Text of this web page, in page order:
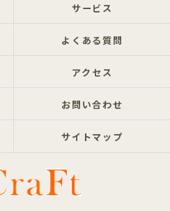
サービス
よくある質問
アクセス
お問い合わせ
サイトマップ